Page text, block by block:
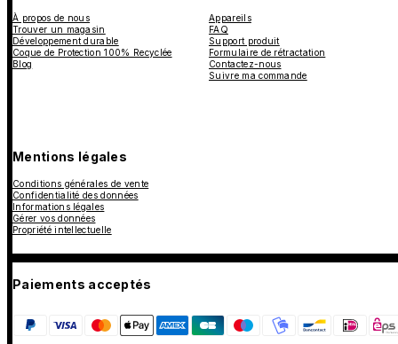
À propos de nous
Trouver un magasin
Développement durable
Coque de Protection 100% Recyclée
Blog
Appareils
FAQ
Support produit
Formulaire de rétractation
Contactez-nous
Suivre ma commande
Mentions légales
Conditions générales de vente
Confidentialité des données
Informations légales
Gérer vos données
Propriété intellectuelle
Paiements acceptés